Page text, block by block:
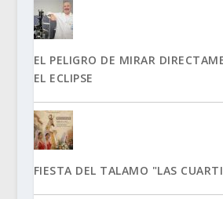
EL PELIGRO DE MIRAR
EL ECLIPSE
FIESTA DEL TALAMO "LAS